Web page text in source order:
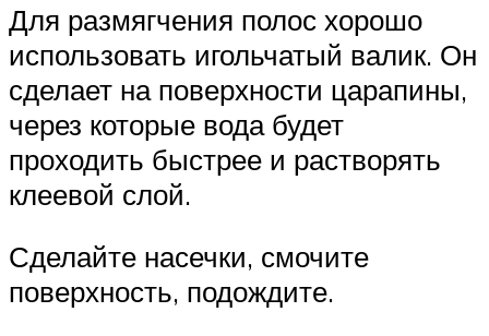
Для размягчения полос хорошо
использовать игольчатый валик. Он
сделает на поверхности царапины,
через которые вода будет
проходить быстрее и растворять
клеевой слой.
Сделайте насечки, смочите
поверхность, подождите.